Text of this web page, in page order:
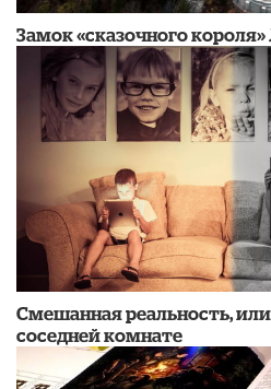
Замок «сказочного
Смешанная реальность,
соседней комнате